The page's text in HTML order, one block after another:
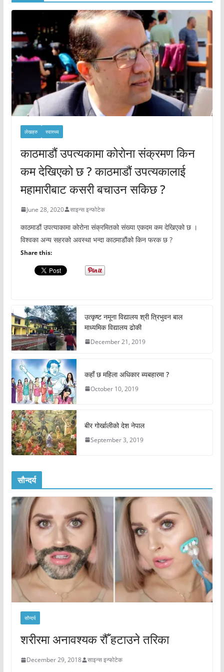
लेखहरु स्वास्थ्य
काठमाडौं उपत्यकामा कोरोना संक्रमण किन
कम देखिएको छ ? काठमाडौं उपत्यकालाई
महामारीबाट कसरी बचाउन सकिछ ?
June 28, 2020 साइन्स इन्फोटेक
काठमाडौं उपत्याकामा कोरोना संक्रमितको संख्या एकदम कम देखिएको छ ।
विश्वका अन्य सहरको अवस्था भन्दा काठमाडौंको किन फरक छ ?
Share this:
उत्कृष्ट नमूना विद्यालय श्री त्रिभुवन बाल
माध्यमिक विद्यालय ढोकी
December 21, 2019
कहाँ छ महिला अधिकार ब्यबहारमा ?
October 10, 2019
बीर गोर्खालीको देश नेपाल
September 3, 2019
सौन्दर्य
सौन्दर्य
शरीरमा अनावश्यक रौँ हटाउने तरिका
December 29, 2018 साइन्स इन्फोटेक